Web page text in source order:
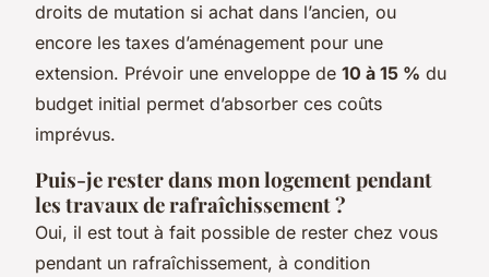
droits de mutation si achat dans l’ancien, ou
encore les taxes d’aménagement pour une
extension. Prévoir une enveloppe de 10 à 15 % du
budget initial permet d’absorber ces coûts
imprévus.
Puis-je rester dans mon logement pendant
les travaux de rafraîchissement ?
Oui, il est tout à fait possible de rester chez vous
pendant un rafraîchissement, à condition